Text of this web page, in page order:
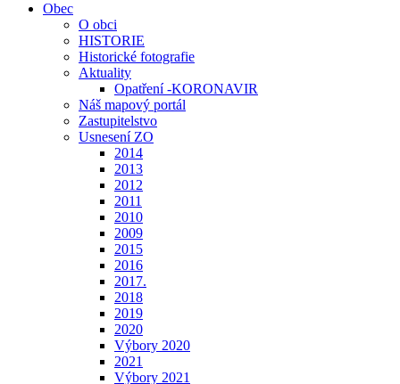
Obec
O obci
HISTORIE
Historické fotografie
Aktuality
Opatření -KORONAVIR
Náš mapový portál
Zastupitelstvo
Usnesení ZO
2014
2013
2012
2011
2010
2009
2015
2016
2017.
2018
2019
2020
Výbory 2020
2021
Výbory 2021